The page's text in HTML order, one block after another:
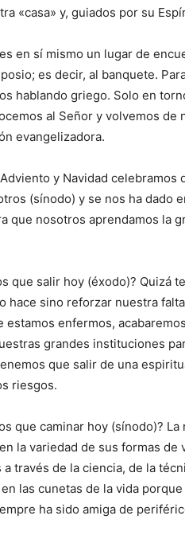
«casa» y, guiados por su
en sí mismo un lugar de
es decir, al banquete.
hablando griego. Solo en
al Señor y volvemos de
evangelizadora.
y Navidad celebramos
(sínodo) y se nos ha dado
que nosotros aprendamos la
que salir hoy (éxodo)? Quizá
hace sino reforzar nuestra
estamos enfermos,
grandes instituciones
que salir de una
riesgos.
que caminar hoy (sínodo)?
la variedad de sus formas
a través de la ciencia, de la
las cunetas de la vida
ha sido amiga de